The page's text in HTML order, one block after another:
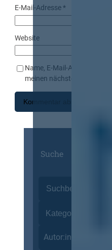
E-Mail-Adresse*
Website
Name, E-Mail-Adresse und
meinen nächsten
Suche
Autor:innen